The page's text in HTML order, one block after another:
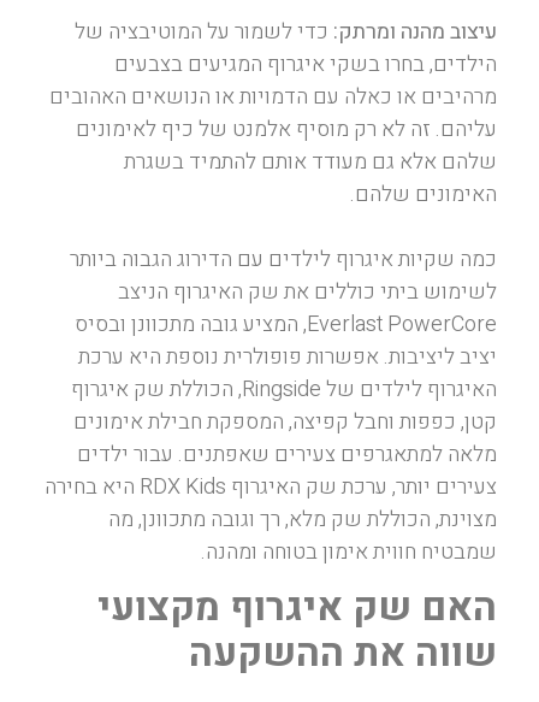
עיצוב מהנה ומרתק: כדי לשמור על המוטיבציה של
הילדים, בחרו בשקי איגרוף המגיעים בצבעים
מרהיבים או כאלה עם הדמויות או הנושאים האהובים
עליהם. זה לא רק מוסיף אלמנט של כיף לאימונים
שלהם אלא גם מעודד אותם להתמיד בשגרת
האימונים שלהם.
כמה שקיות איגרוף לילדים עם הדירוג הגבוה ביותר
לשימוש ביתי כוללים את שק האיגרוף הניצב
Everlast PowerCore, המציע גובה מתכוונן ובסיס
יציב ליציבות. אפשרות פופולרית נוספת היא ערכת
האיגרוף לילדים של Ringside, הכוללת שק איגרוף
קטן, כפפות וחבל קפיצה, המספקת חבילת אימונים
מלאה למתאגרפים צעירים שאפתנים. עבור ילדים
צעירים יותר, ערכת שק האיגרוף RDX Kids היא בחירה
מצוינת, הכוללת שק מלא, רך וגובה מתכוונן, מה
שמבטיח חווית אימון בטוחה ומהנה.
האם שק איגרוף מקצועי
שווה את ההשקעה